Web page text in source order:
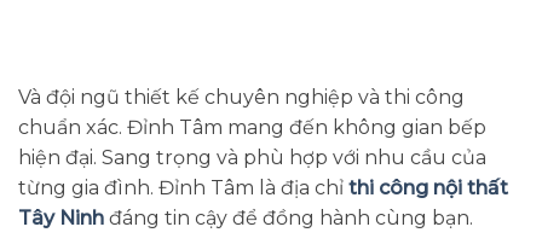
Và đội ngũ thiết kế chuyên nghiệp và thi công
chuẩn xác. Đỉnh Tâm mang đến không gian bếp
hiện đại. Sang trọng và phù hợp với nhu cầu của
từng gia đình. Đỉnh Tâm là địa chỉ thi công nội thất
Tây Ninh đáng tin cậy để đồng hành cùng bạn.